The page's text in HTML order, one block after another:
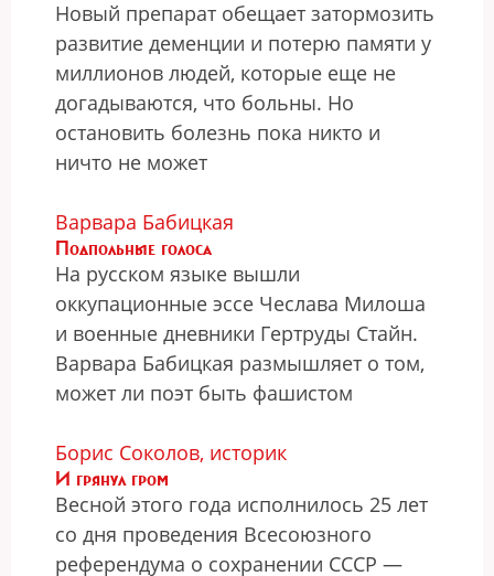
Новый препарат обещает затормозить
развитие деменции и потерю памяти у
миллионов людей, которые еще не
догадываются, что больны. Но
остановить болезнь пока никто и
ничто не может
Варвара Бабицкая
Подпольные голоса
На русском языке вышли
оккупационные эссе Чеслава Милоша
и военные дневники Гертруды Стайн.
Варвара Бабицкая размышляет о том,
может ли поэт быть фашистом
Борис Соколов, историк
И грянул гром
Весной этого года исполнилось 25 лет
со дня проведения Всесоюзного
референдума о сохранении СССР —